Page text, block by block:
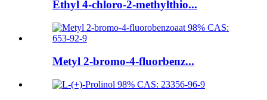
Ethyl 4-chloro-2-methylthio...
Metyl 2-bromo-4-fluorbenz...